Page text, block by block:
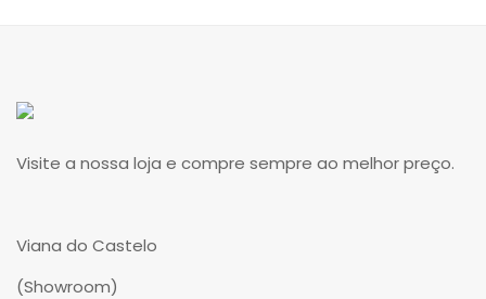
Visite a nossa loja e compre sempre ao melhor preço.
Viana do Castelo
(Showroom)